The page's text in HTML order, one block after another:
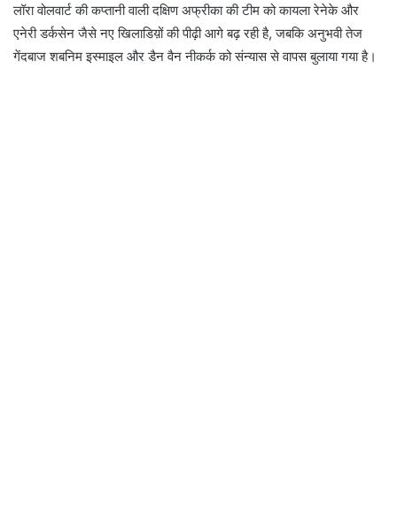
लॉरा वोलवार्ट की कप्तानी वाली दक्षिण अफ्रीका की टीम को कायला रेनेके और
एनेरी डर्कसेन जैसे नए खिलाडिय़ों की पीढ़ी आगे बढ़ रही है, जबकि अनुभवी तेज
गेंदबाज शबनिम इस्माइल और डैन वैन नीकर्क को संन्यास से वापस बुलाया गया है।